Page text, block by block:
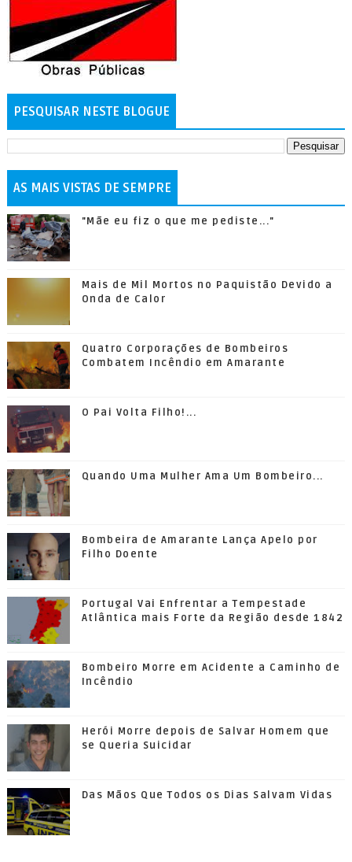
PESQUISAR NESTE BLOGUE
AS MAIS VISTAS DE SEMPRE
"Mãe eu fiz o que me pediste..."
Mais de Mil Mortos no Paquistão Devido a
Onda de Calor
Quatro Corporações de Bombeiros
Combatem Incêndio em Amarante
O Pai Volta Filho!...
Quando Uma Mulher Ama Um Bombeiro...
Bombeira de Amarante Lança Apelo por
Filho Doente
Portugal Vai Enfrentar a Tempestade
Atlântica mais Forte da Região desde 1842
Bombeiro Morre em Acidente a Caminho de
Incêndio
Herói Morre depois de Salvar Homem que
se Queria Suicidar
Das Mãos Que Todos os Dias Salvam Vidas